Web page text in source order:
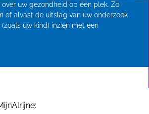
uw gezondheid op één plek. Zo
of alvast de uitslag van uw onderzoek
uw kind) inzien met een